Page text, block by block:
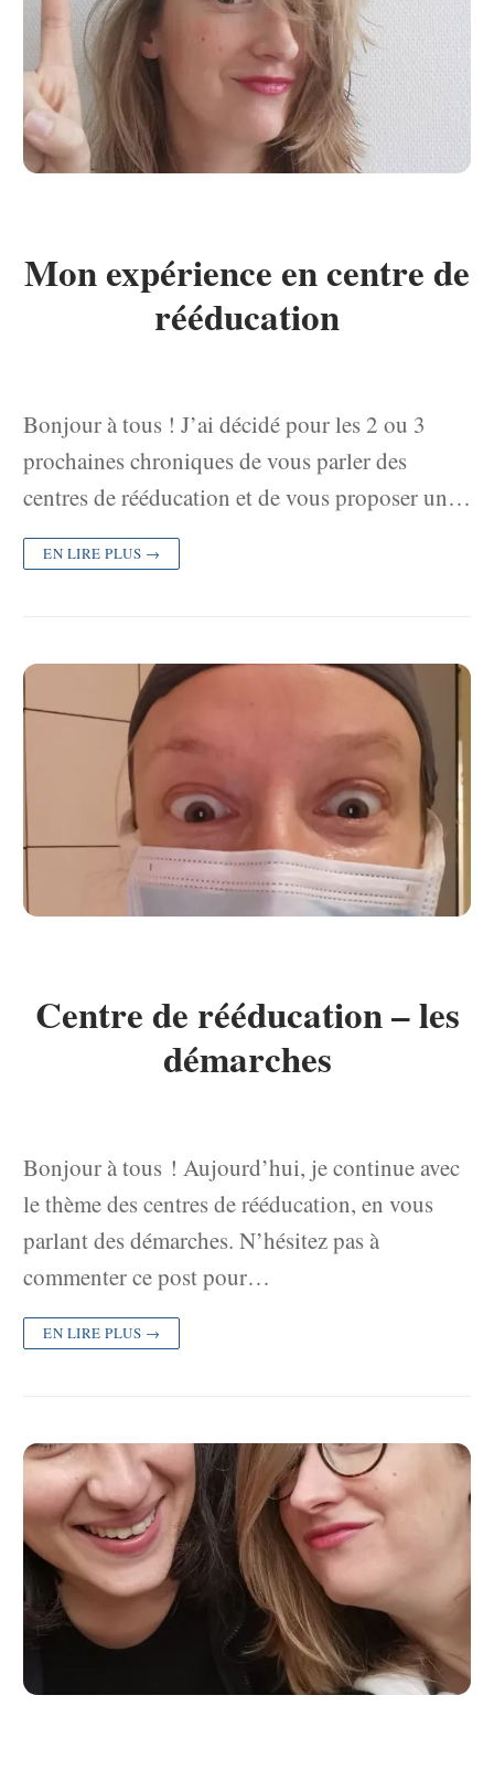
Mon expérience en centre de
rééducation
Bonjour à tous ! J’ai décidé pour les 2 ou 3
prochaines chroniques de vous parler des
centres de rééducation et de vous proposer un…
EN LIRE PLUS →
Centre de rééducation – les
démarches
Bonjour à tous ! Aujourd’hui, je continue avec
le thème des centres de rééducation, en vous
parlant des démarches. N’hésitez pas à
commenter ce post pour…
EN LIRE PLUS →